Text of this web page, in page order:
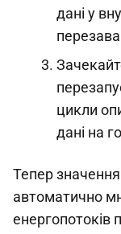
дані у
цикли
дані на
Тепер
автоматично
енергопотоків